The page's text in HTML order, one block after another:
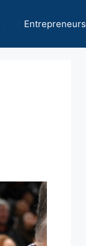
Entrepreneurs